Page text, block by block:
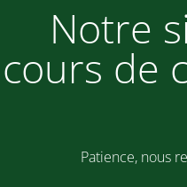
Notre
cours de
Patience, nous